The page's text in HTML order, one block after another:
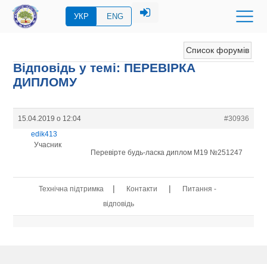
УКР ENG
Список форумів
Відповідь у темі: ПЕРЕВIРКА
ДИПЛОМУ
15.04.2019 о 12:04
#30936
edik413
Учасник
Перевірте будь-ласка диплом М19 №251247
Технічна підтримка | Контакти |
Питання -
відповідь